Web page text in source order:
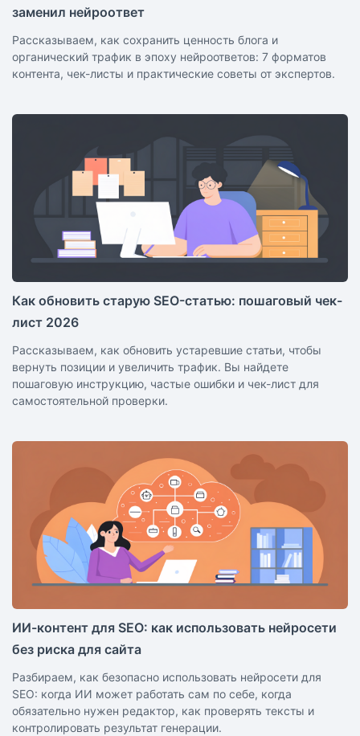
заменил нейроответ
Рассказываем, как сохранить ценность блога и
органический трафик в эпоху нейроответов: 7 форматов
контента, чек-листы и практические советы от экспертов.
Как обновить старую SEO-статью: пошаговый чек-
лист 2026
Рассказываем, как обновить устаревшие статьи, чтобы
вернуть позиции и увеличить трафик. Вы найдете
пошаговую инструкцию, частые ошибки и чек-лист для
самостоятельной проверки.
ИИ-контент для SEO: как использовать нейросети
без риска для сайта
Разбираем, как безопасно использовать нейросети для
SEO: когда ИИ может работать сам по себе, когда
обязательно нужен редактор, как проверять тексты и
контролировать результат генерации.